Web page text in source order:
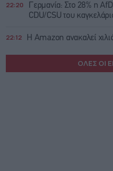
22:20
Γερμανία: Στο 28% η
CDU/CSU του
22:12 Η Amazon ανακαλεί
ΟΛΕΣ ΟΙ